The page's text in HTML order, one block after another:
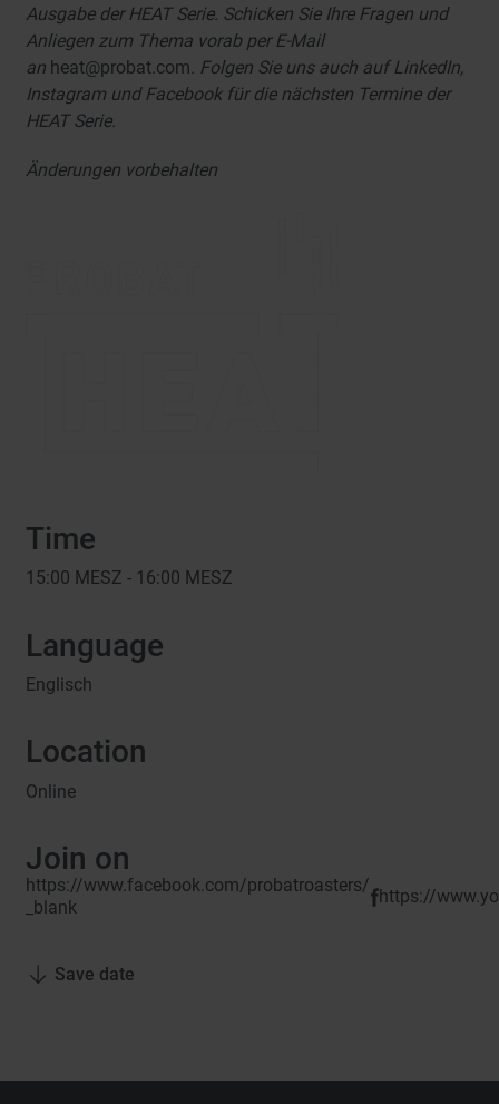
Ausgabe der HEAT Serie. Schicken Sie Ihre Fragen und
Anliegen zum Thema vorab per E-Mail
an heat@probat.com. Folgen Sie uns auch auf LinkedIn,
Instagram und Facebook für die nächsten Termine der
HEAT Serie.
Änderungen vorbehalten
Time
15:00 MESZ - 16:00 MESZ
Language
Englisch
Location
Online
Join on
https://www.facebook.com/probatroasters/
_blank
https://
Save date